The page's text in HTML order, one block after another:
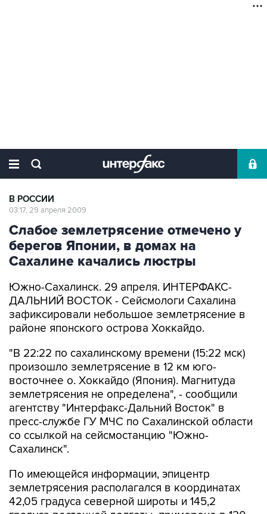
В РОССИИ
03:17, 29 апреля 2009
Слабое землетрясение отмечено у
берегов Японии, в домах на
Сахалине качались люстры
Южно-Сахалинск. 29 апреля. ИНТЕРФАКС-
ДАЛЬНИЙ ВОСТОК - Сейсмологи Сахалина
зафиксировали небольшое землетрясение в
районе японского острова Хоккайдо.
"В 22:22 по сахалинскому времени (15:22 мск)
произошло землетрясение в 12 км юго-
восточнее о. Хоккайдо (Япония). Магнитуда
землетрясения не определена", - сообщили
агентству "Интерфакс-Дальний Восток" в
пресс-службе ГУ МЧС по Сахалинской области
со ссылкой на сейсмостанцию "Южно-
Сахалинск".
По имеющейся информации, эпицентр
землетрясения располагался в координатах
42,05 градуса северной широты и 145,2